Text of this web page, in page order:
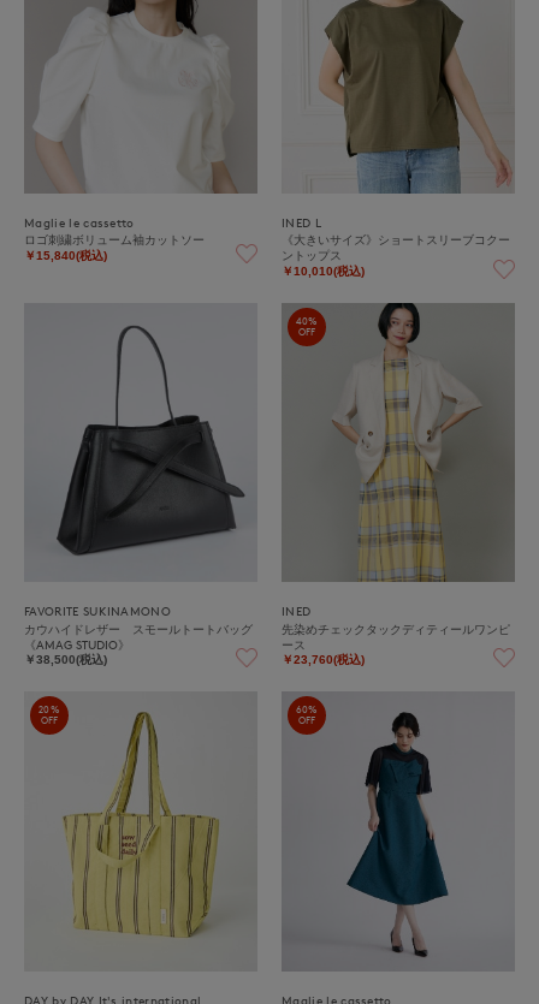
Maglie le cassetto
ロゴ刺繍ボリューム袖カットソー
￥15,840(税込)
INED L
《大きいサイズ》ショートスリーブコクー
ントップス
￥10,010(税込)
FAVORITE SUKINAMONO
カウハイドレザー スモールトートバッグ
《AMAG STUDIO》
￥38,500(税込)
40%
OFF
INED
先染めチェックタックディティールワンピ
ース
￥23,760(税込)
20%
OFF
DAY by DAY It's international
60%
OFF
Maglie le cassetto